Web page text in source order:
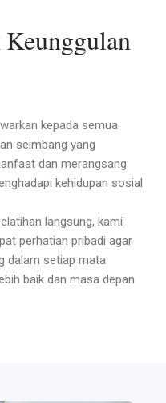
kepada semua
seimbang yang
dan merangsang
kehidupan sosial
langsung, kami
perhatian pribadi agar
dalam setiap mata
baik dan masa depan